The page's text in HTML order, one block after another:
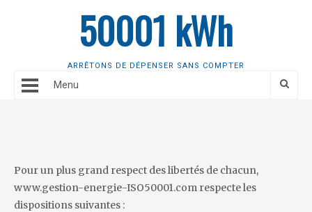
50001 kWh
ARRÊTONS DE DÉPENSER SANS COMPTER
Menu
Pour un plus grand respect des libertés de chacun,
www.gestion-energie-ISO50001.com respecte les
dispositions suivantes :